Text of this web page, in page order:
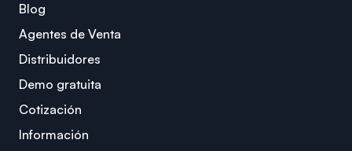
Blog
Agentes de Venta
Distribuidores
Demo gratuita
Cotización
Información